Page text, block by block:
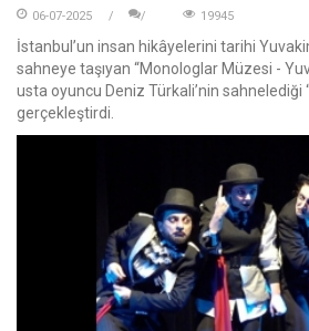
06-07-2025 19945
İstanbul’un insan hikâyelerini tarihi
sahneye taşıyan “Monologlar Müzesi -
usta oyuncu Deniz Türkali’nin sahnelediği
gerçekleştirdi.